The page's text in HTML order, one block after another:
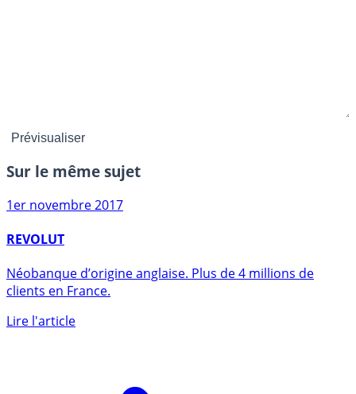
Sur le même sujet
1er novembre 2017
REVOLUT
clients en France.